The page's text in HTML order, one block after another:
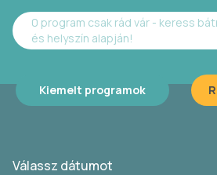
0 program csak rád vár - keress
és helyszín alapján!
Kiemelt programok
Válassz dátumot